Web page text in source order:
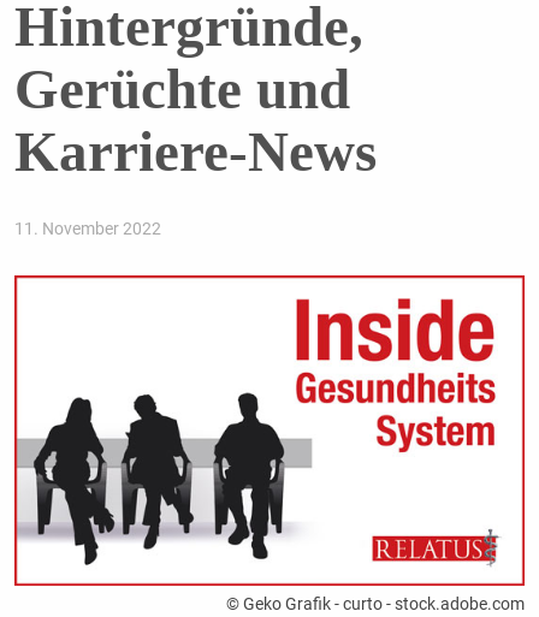
Hintergründe,
Gerüchte und
Karriere-News
11. November 2022
© Geko Grafik - curto - stock.adobe.com